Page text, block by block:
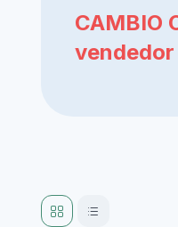
CAMBIO
vendedor